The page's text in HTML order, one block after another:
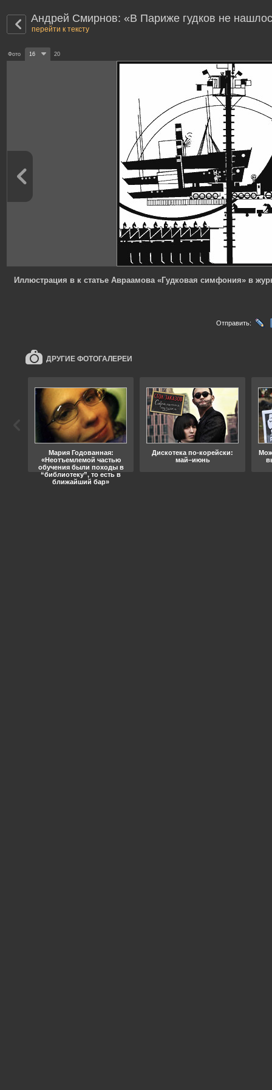
Андрей Смирнов: «В Париже гудков не
перейти к тексту
Фото 16 20
Иллюстрация в к статье Авраамова «Гудковая симфония» в
Отправить:
ДРУГИЕ ФОТОГАЛЕРЕИ
Мария Годованная:
«Неотъемлемой частью
обучения были походы в
“библиотеку”, то есть в
ближайший бар»
Дискотека по-корейски:
май–июнь